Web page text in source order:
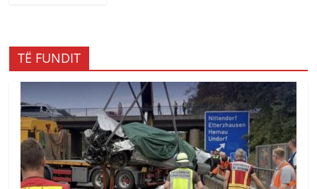
TË FUNDIT